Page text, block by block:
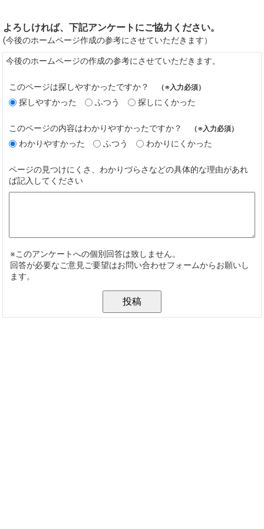
よろしければ、下記アンケートにご協力ください。
(今後のホームページ作成の参考にさせていただきます）
今後のホームページの作成の参考にさせていただきます。
このページは探しやすかったですか？ （※入力必須）
探しやすかった ふつう 探しにくかった
このページの内容はわかりやすかったですか？ （※入力必須）
わかりやすかった ふつう わかりにくかった
ページの見つけにくさ、わかりづらさなどの具体的な理由があれ
ば記入してください
※このアンケートへの個別回答は致しません。
回答が必要なご意見ご要望はお問い合わせフォームからお願いし
ます。